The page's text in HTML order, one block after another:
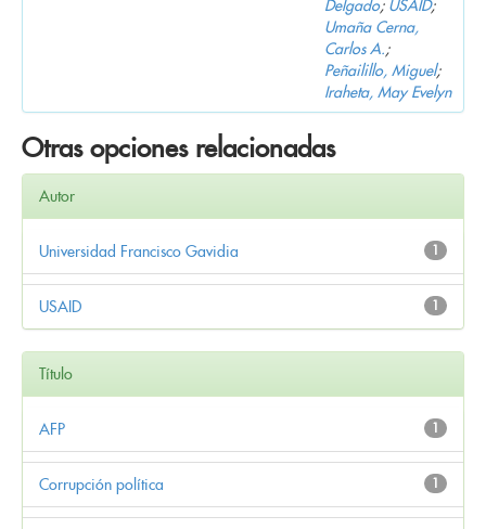
Delgado; USAID;
Umaña Cerna,
Carlos A.;
Peñailillo, Miguel;
Iraheta, May Evelyn
Otras opciones relacionadas
Autor
1
Universidad Francisco Gavidia
1
USAID
Título
1
AFP
1
Corrupción política